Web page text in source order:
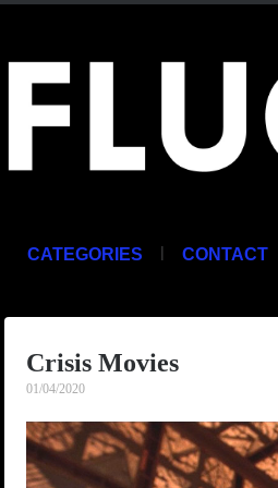
CATEGORIES | CONTACT
Crisis Movies
01/04/2020